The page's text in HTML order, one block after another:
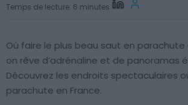
Temps de lecture: 6 minutes
Où faire le plus beau saut en parachute
on rêve d’adrénaline et de panoramas
Découvrez les endroits spectaculaires
parachute en France.